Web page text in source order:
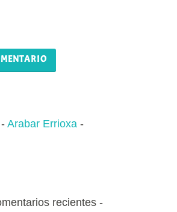
Arabar Errioxa
recientes